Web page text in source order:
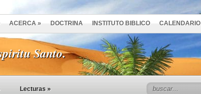
ACERCA » DOCTRINA INSTITUTO BIBLICO CALENDARIO
Santo.
Lecturas »